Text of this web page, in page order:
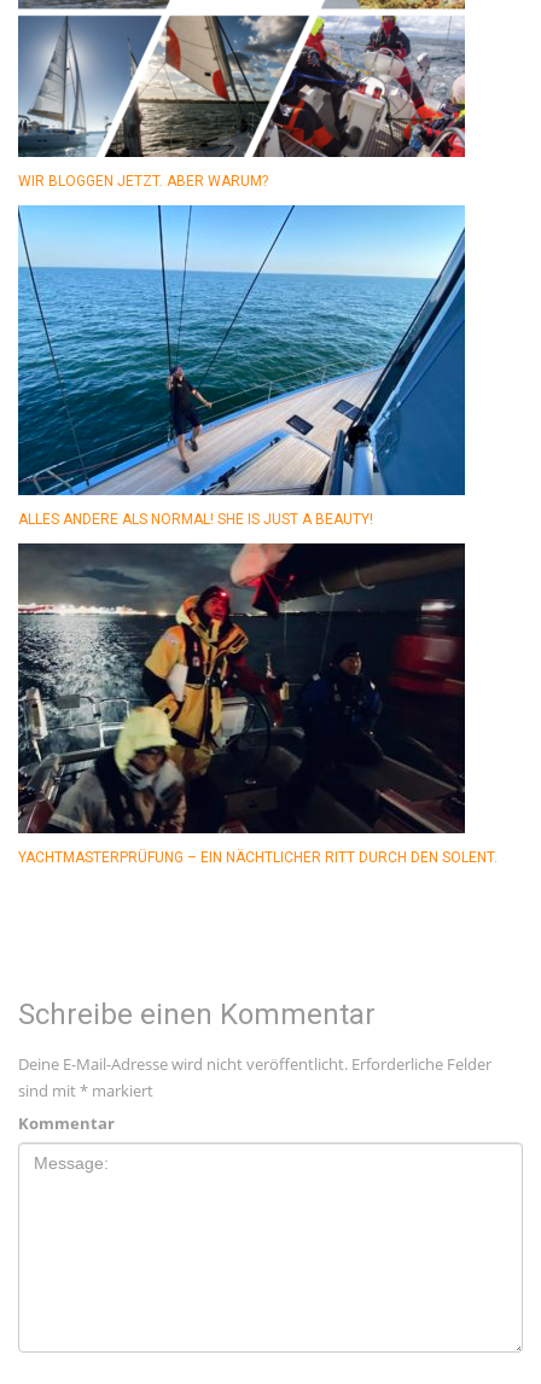
WIR BLOGGEN JETZT. ABER WARUM?
ALLES ANDERE ALS NORMAL! SHE IS JUST A BEAUTY!
YACHTMASTERPRÜFUNG – EIN NÄCHTLICHER RITT DURCH DEN SOLENT.
Schreibe einen Kommentar
Deine E-Mail-Adresse wird nicht veröffentlicht. Erforderliche Felder
sind mit* markiert
Kommentar